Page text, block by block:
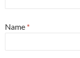
Name *